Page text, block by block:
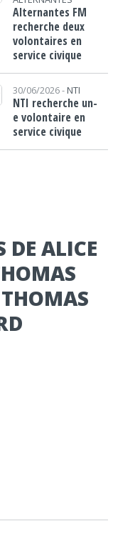
Alternantes FM
recherche deux
volontaires en
service civique
30/06/2026 - NTI
NTI recherche un-
e volontaire en
service civique
DE ALICE